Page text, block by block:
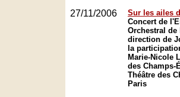
27/11/2006
Sur les ailes
Concert de
Orchestral
direction de
la
Marie-Nicole
des Champs-
Théâtre des
Paris